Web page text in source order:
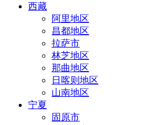
西藏
阿里地区
昌都地区
拉萨市
林芝地区
那曲地区
日喀则地区
山南地区
宁夏
固原市